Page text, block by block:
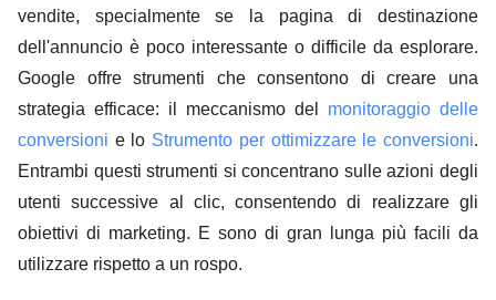
vendite, specialmente se la pagina di destinazione
dell'annuncio è poco interessante o difficile da esplorare.
Google offre strumenti che consentono di creare una
strategia efficace: il meccanismo del monitoraggio delle
conversioni e lo Strumento per ottimizzare le conversioni.
Entrambi questi strumenti si concentrano sulle azioni degli
utenti successive al clic, consentendo di realizzare gli
obiettivi di marketing. E sono di gran lunga più facili da
utilizzare rispetto a un rospo.